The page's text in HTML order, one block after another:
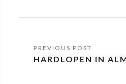
HARDLOPEN IN